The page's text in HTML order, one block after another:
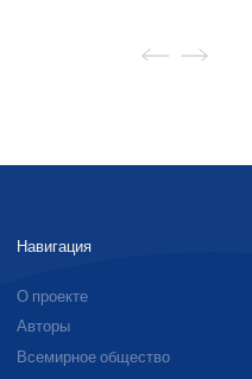
Навигация
О проекте
Авторы
Всемирное общество